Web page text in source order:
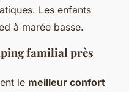
Les enfants
à marée basse.
familial près
le meilleur confort